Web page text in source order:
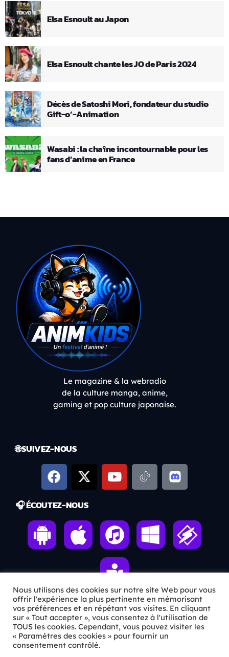
Elsa Esnoult au Japon
Elsa Esnoult chante les JO de Paris 2024
Décès de Satoshi Mori, fondateur du studio
Gift-o’-Animation
Wasabi : la chaîne incontournable pour les
fans d’anime en France
Le magazine & la webradio
de la culture manga, anime,
gaming et pop culture japonaise.
🌐 SUIVEZ-NOUS
🎧 ÉCOUTEZ-NOUS
ℹ️ INFOS PRATIQUES
✉️Contact
Nous utilisons des cookies sur notre site Web pour vous
offrir l'expérience la plus pertinente en mémorisant
vos préférences et en répétant vos visites. En cliquant
sur « Tout accepter », vous consentez à l'utilisation de
TOUS les cookies. Cependant, vous pouvez visiter les
« Paramètres des cookies » pour fournir un
consentement contrôlé.